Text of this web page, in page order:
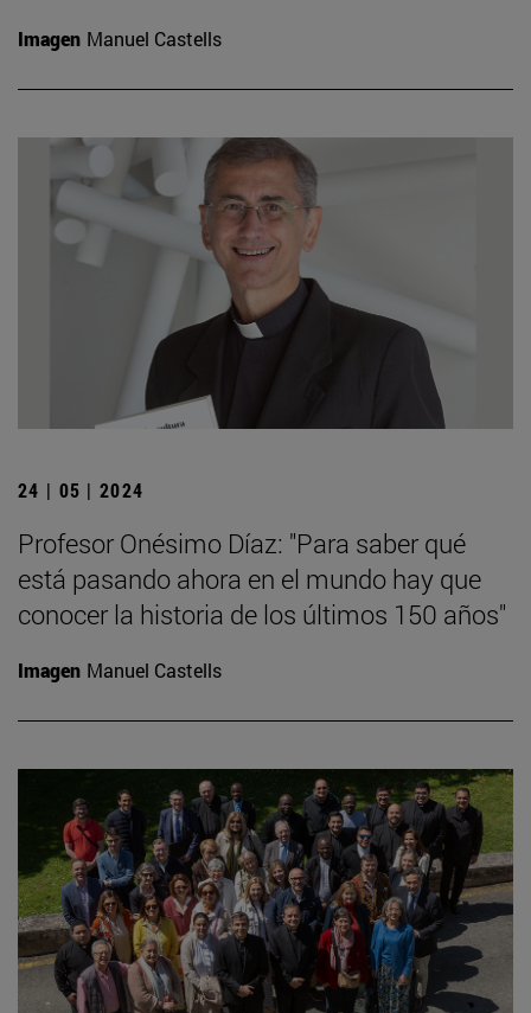
Imagen Manuel Castells
24 | 05 | 2024
Profesor Onésimo Díaz: "Para saber qué
está pasando ahora en el mundo hay que
conocer la historia de los últimos 150 años"
Imagen Manuel Castells